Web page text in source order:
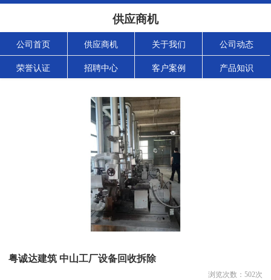
供应商机
公司首页 供应商机 关于我们 公司动态
荣誉认证 招聘中心 客户案例 产品知识
粤诚达建筑 中山工厂设备回收拆除
浏览次数： 502次